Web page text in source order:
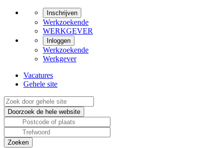
Inschrijven
Werkzoekende
WERKGEVER
Inloggen
Werkzoekende
Werkgever
Vacatures
Gehele site